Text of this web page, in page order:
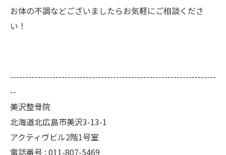
お体の不調などございましたらお気軽にご相談くださ
い！
--------------------------------------------------------------------
--
美沢整骨院
北海道北広島市美沢3-13-1
アクティヴビル2階1号室
電話番号 : 011-807-5469